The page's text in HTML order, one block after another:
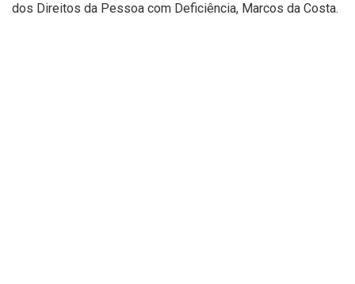
dos Direitos da Pessoa com Deficiência, Marcos da Costa.